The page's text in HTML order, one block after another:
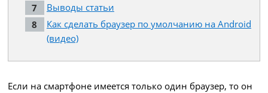
Выводы статьи
Как сделать браузер по умолчанию на Android
(видео)
Если на смартфоне имеется только один браузер, то он